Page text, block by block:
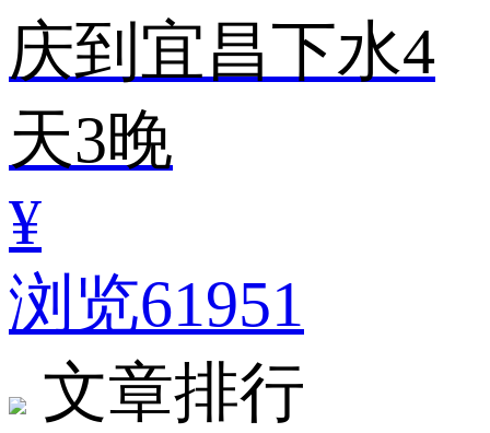
庆到宜昌下水4
天3晚
¥
浏览61951
文章排行